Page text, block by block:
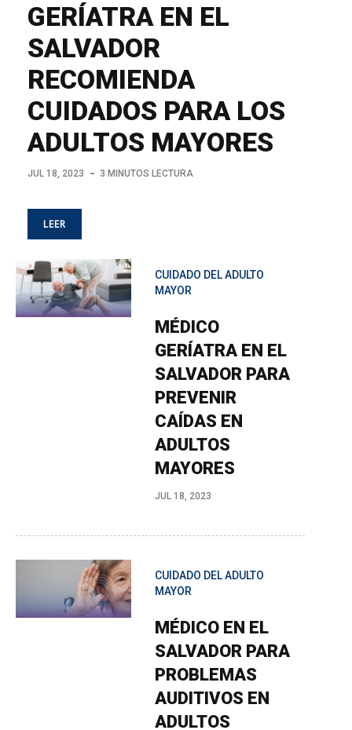
GERÍATRA EN EL
SALVADOR
RECOMIENDA
CUIDADOS PARA LOS
ADULTOS MAYORES
JUL 18, 2023 3 MINUTOS LECTURA
LEER
CUIDADO DEL ADULTO
MAYOR
MÉDICO
GERÍATRA EN EL
SALVADOR PARA
PREVENIR
CAÍDAS EN
ADULTOS
MAYORES
JUL 18, 2023
CUIDADO DEL ADULTO
MAYOR
MÉDICO EN EL
SALVADOR PARA
PROBLEMAS
AUDITIVOS EN
ADULTOS